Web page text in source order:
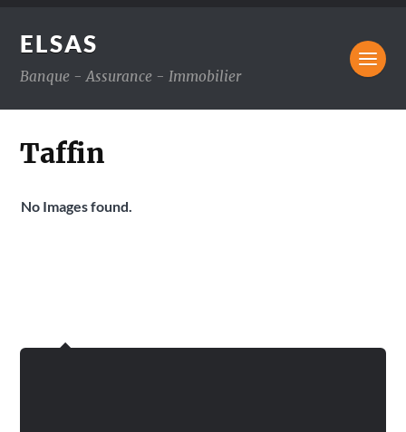
ELSAS
Banque - Assurance - Immobilier
Taffin
No Images found.